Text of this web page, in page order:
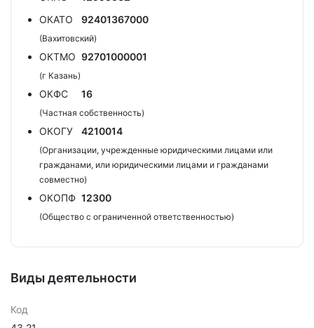
ОКАТО
92401367000
(Вахитовский)
ОКТМО 92701000001
(г Казань)
ОКФС 16
(Частная собственность)
ОКОГУ 4210014
(Организации, учрежденные юридическими лицами или
гражданами, или юридическими лицами и гражданами
совместно)
ОКОПФ 12300
(Общество с ограниченной ответственностью)
Виды деятельности
Код